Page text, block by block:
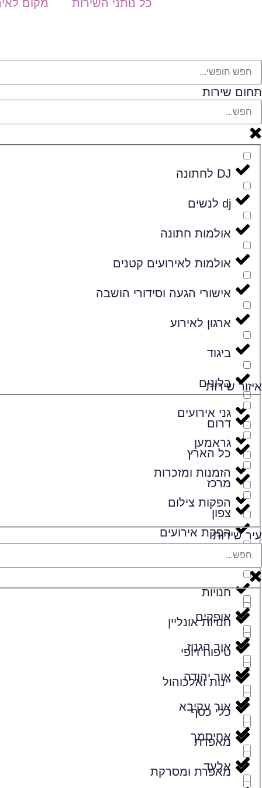
כל נותני השירות מקום
תחום שירות
DJ לחתונה
dj לנשים
אולמות חתונה
אולמות לאירועים קטנים
אישורי הגעה וסידורי הושבה
ארגון לאירוע
ביגוד
בלונים
גני אירועים
גראמען
הזמנות ומזכרות
הפקות צילום
הפקת אירועים
זמרים
חנויות
חנויות אונליין
טיפוח ויופי
יינות ואלכוהול
כלי כסף
מאפרת
מאפרת ומסרקת
איזור שירות
דרום
כל הארץ
מרכז
צפון
עיר שירות
אופקים
אור הגנוז
אור יהודה
אור עקיבא
אחיסמך
אלעד